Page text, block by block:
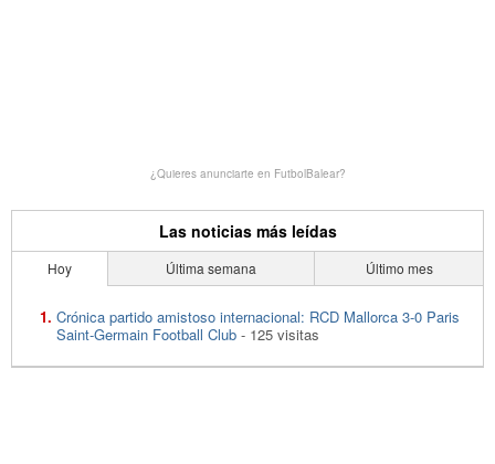
¿Quieres anunciarte en FutbolBalear?
Las noticias más leídas
Hoy Última semana Último mes
Crónica partido amistoso internacional: RCD Mallorca 3-0 Paris
Saint-Germain Football Club - 125 visitas